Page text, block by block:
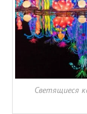
Светящиеся